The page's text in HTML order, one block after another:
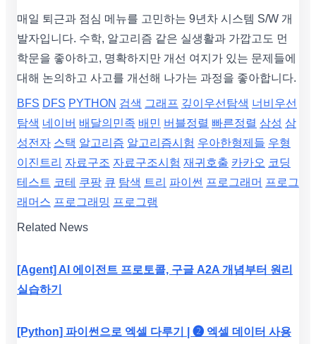
매일 퇴근과 점심 메뉴를 고민하는 9년차 시스템 S/W 개
발자입니다. 수학, 알고리즘 같은 실생활과 가깝고도 먼
학문을 좋아하고, 명확하지만 개선 여지가 있는 문제들에
대해 논의하고 사고를 개선해 나가는 과정을 좋아합니다.
BFS DFS PYTHON 검색 그래프 깊이우선탐색 너비우선
탐색 네이버 배달의민족 배민 버블정렬 빠른정렬 삼성 삼
성전자 스택 알고리즘 알고리즘시험 우아한형제들 우형
이진트리 자료구조 자료구조시험 재귀호출 카카오 코딩
테스트 코테 쿠팡 큐 탐색 트리 파이썬 프로그래머 프로그
래머스 프로그래밍 프로그램
Related News
[Agent] AI 에이전트 프로토콜, 구글 A2A 개념부터 원리
실습하기
[Python] 파이썬으로 엑셀 다루기 | ❷ 엑셀 데이터 사용